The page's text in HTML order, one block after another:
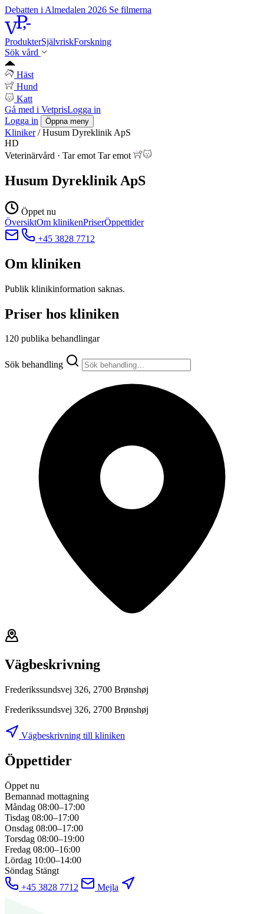
Debatten i Almedalen 2026 Se filmerna
ProdukterSjälvriskForskning
Sök vård
Häst
Hund
Katt
Gå med i VetprisLogga in
Logga in
Öppna meny
Kliniker / Husum Dyreklinik ApS
HD
Veterinärvård · Tar emot Tar emot
Husum Dyreklinik ApS
Öppet nu
ÖversiktOm klinikenPriserÖppettider
+45 3828 7712
Om kliniken
Publik klinikinformation saknas.
Priser hos kliniken
120 publika behandlingar
Sök behandling
Vägbeskrivning
Frederikssundsvej 326, 2700 Brønshøj
Frederikssundsvej 326, 2700 Brønshøj
Vägbeskrivning till kliniken
Öppettider
Öppet nu
Bemannad mottagning
Måndag 08:00–17:00
Tisdag 08:00–17:00
Onsdag 08:00–17:00
Torsdag 08:00–19:00
Fredag 08:00–16:00
Lördag 10:00–14:00
Söndag Stängt
+45 3828 7712
Mejla